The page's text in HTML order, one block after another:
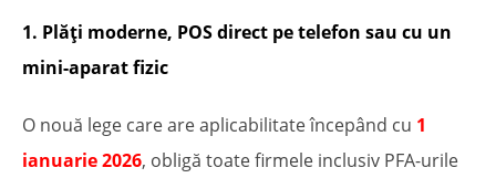
1. Plăți moderne, POS direct pe telefon sau cu un
mini-aparat fizic
O nouă lege care are aplicabilitate începând cu 1
ianuarie 2026, obligă toate firmele inclusiv PFA-urile